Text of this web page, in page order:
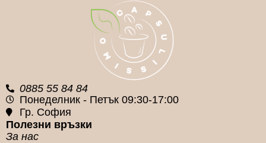
КАФЕ НА ЗЪРНА
ГРАМАЖ
1кг.
0885 55 84 84
Понеделник - Петък 09:30-17:00
Гр. София
Полезни връзки
За нас